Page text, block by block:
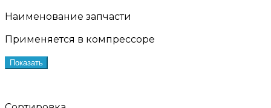
Наименование запчасти
Применяется в компрессоре
Показать